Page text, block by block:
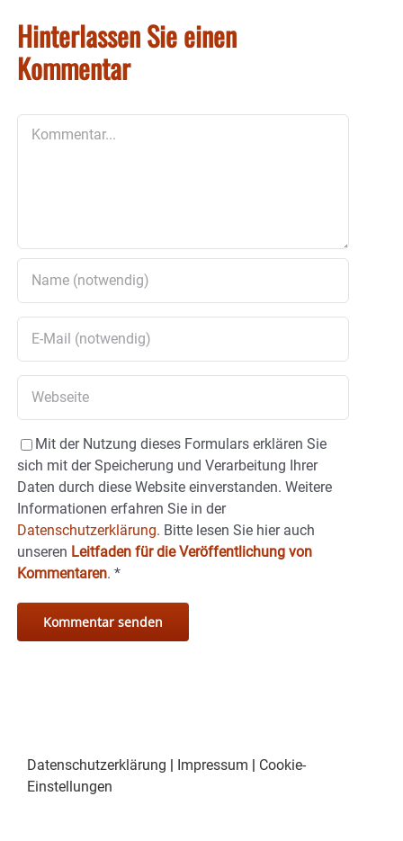
Hinterlassen Sie einen
Kommentar
Mit der Nutzung dieses Formulars erklären Sie
sich mit der Speicherung und Verarbeitung Ihrer
Daten durch diese Website einverstanden. Weitere
Informationen erfahren Sie in der
Datenschutzerklärung. Bitte lesen Sie hier auch
unseren Leitfaden für die Veröffentlichung von
Kommentaren. *
Datenschutzerklärung | Impressum | Cookie-
Einstellungen